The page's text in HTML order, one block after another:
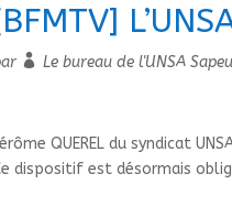
Le bureau de l'UNSA
QUEREL du syndicat
dispositif est désormais